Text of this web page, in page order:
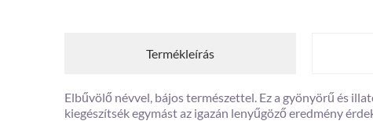
Termékleírás
Elbűvölő névvel, bájos természettel. Ez a gyönyörű és
kiegészítsék egymást az igazán lenyűgöző eredmény